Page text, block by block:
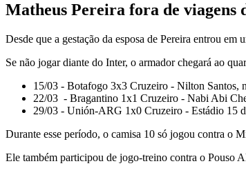
Matheus Pereira fora de viagens
Desde que a gestação da esposa de Pereira entrou
Se não jogar diante do Inter, o armador chegará ao
15/03 - Botafogo 3x3 Cruzeiro - Nilton Santos,
22/03 - Bragantino 1x1 Cruzeiro - Nabi Abi
29/03 - Unión-ARG 1x0 Cruzeiro - Estádio 15
Durante esse período, o camisa 10 só jogou contra o
Ele também participou de jogo-treino contra o Pouso